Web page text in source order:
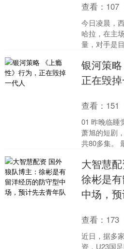
查看： 107
今日凌晨，
哈拉，在主
量，对手是
尚可，取得
银河策
正在毁
查看： 151
01 昨晚临睡
萧旭的短剧
共80多集。
不住去搜了
大智慧
徐彬是
中场，
查看： 173
近日，据多
资，U23国